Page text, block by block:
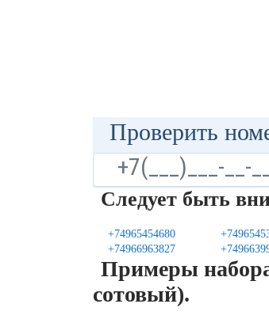
Проверить
Следует быть
+74965454680
+74966963827
Примеры
сотовый).